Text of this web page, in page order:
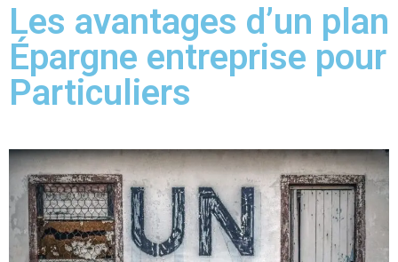
Les avantages d’un plan
Épargne entreprise pour
Particuliers